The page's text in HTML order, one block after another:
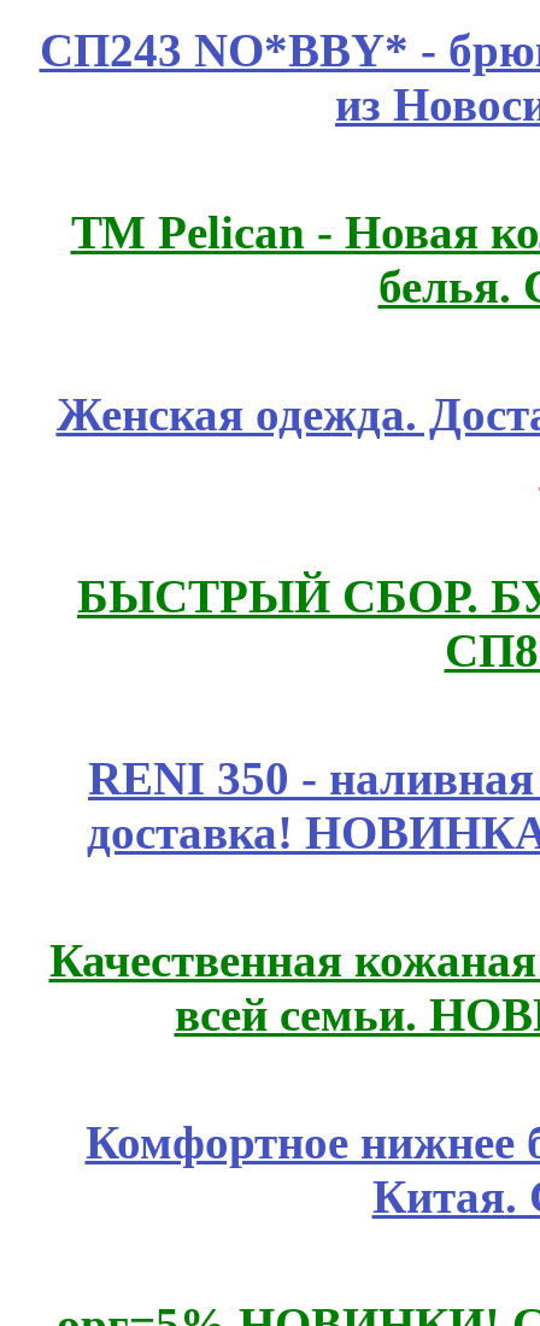
СП243 NO*BBY* -
из
ТМ Pelican - Новая
белья.
Женская одежда.
БЫСТРЫЙ СБОР.
RENI 350 -
доставка!
Качественная
всей семьи.
Комфортное нижнее
Китая.